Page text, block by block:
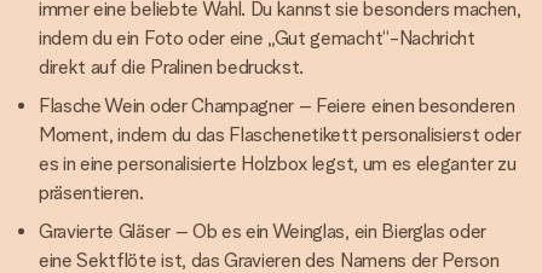
immer eine beliebte Wahl. Du kannst sie besonders machen,
indem du ein Foto oder eine „Gut gemacht“-Nachricht
direkt auf die Pralinen bedruckst.
Flasche Wein oder Champagner – Feiere einen besonderen
Moment, indem du das Flaschenetikett personalisierst oder
es in eine personalisierte Holzbox legst, um es eleganter zu
präsentieren.
Gravierte Gläser – Ob es ein Weinglas, ein Bierglas oder
eine Sektflöte ist, das Gravieren des Namens der Person